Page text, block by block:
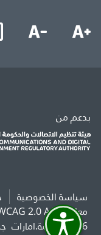
بدعم من
سياسة الخصوصية
معايير WCAG 2.0 AAA
2026 حكومة.امارات